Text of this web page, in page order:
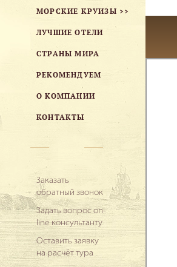
МОРСКИЕ КРУИЗЫ >>
ЛУЧШИЕ ОТЕЛИ
СТРАНЫ МИРА
РЕКОМЕНДУЕМ
О КОМПАНИИ
КОНТАКТЫ
Заказать
обратный звонок
Задать вопрос on-
line консультанту
Оставить заявку
на расчёт тура